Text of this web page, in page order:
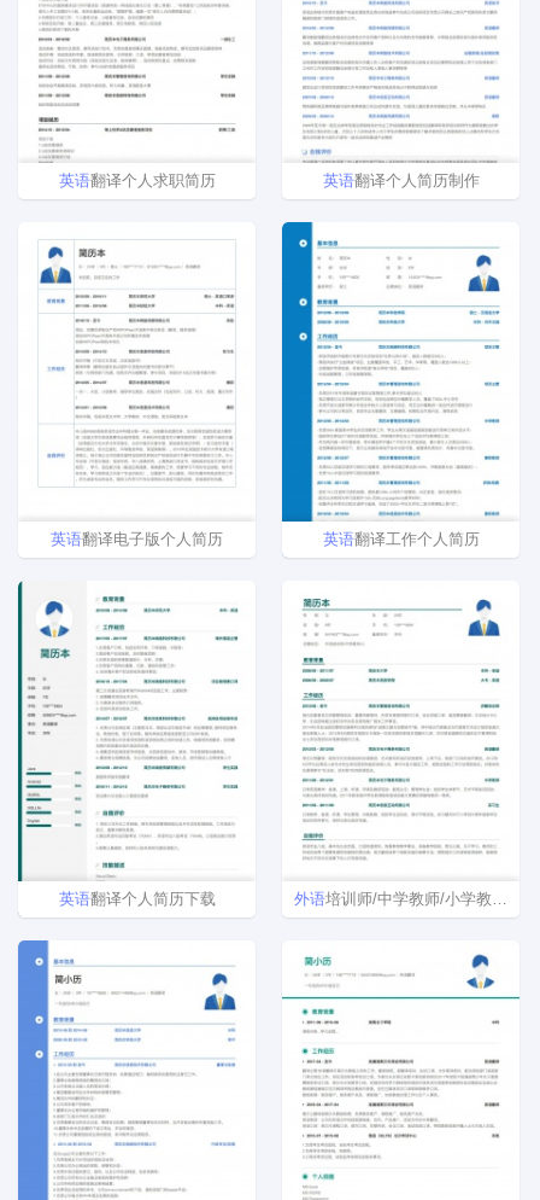
英语翻译个人求职简历 英语翻译个人简历制作
英语翻译电子版个人简历 英语翻译工作个人简历
英语翻译个人简历下载 外语培训师/中学教师/小学教师简历模板